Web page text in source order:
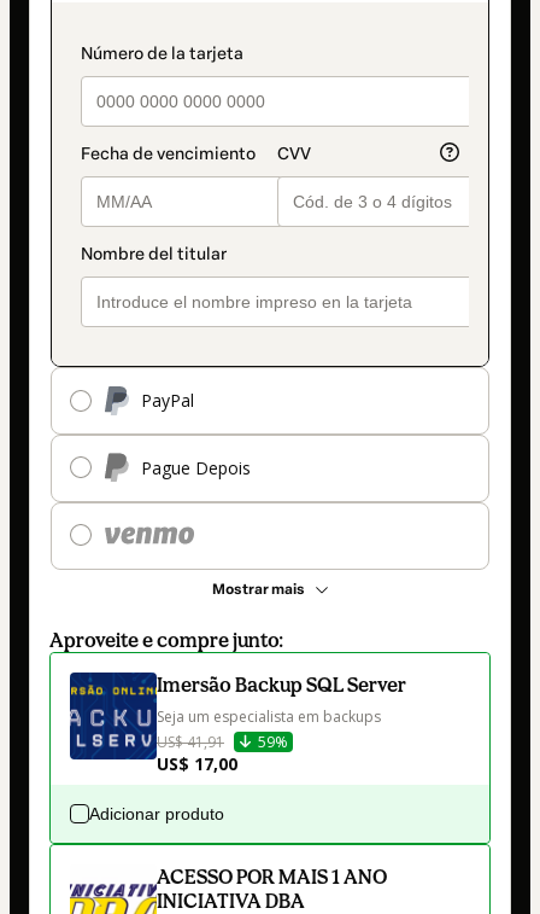
payment_data.section_title_v2
PayPal
Pague Depois
Mostrar mais
pagamento
Aproveite e compre junto:
Imersão Backup SQL Server
Seja um especialista em backups
US$ 41,91
59%
US$ 17,00
Adicionar produto
ACESSO POR MAIS 1 ANO
INICIATIVA DBA